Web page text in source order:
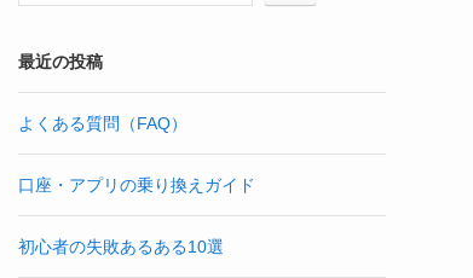
最近の投稿
よくある質問（FAQ）
口座・アプリの乗り換えガイド
初心者の失敗あるある10選